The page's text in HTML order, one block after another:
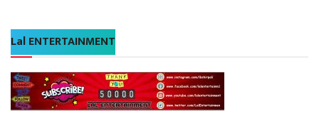
Lal ENTERTAINMENT